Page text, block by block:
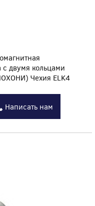
двумя кольцами
Чехия ELK4
Написать нам